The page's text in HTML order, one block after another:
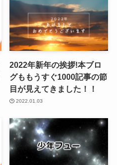
2022年新年の挨拶!本ブロ
グももうすぐ1000記事の節
目が見えてきました！！
2022.01.03